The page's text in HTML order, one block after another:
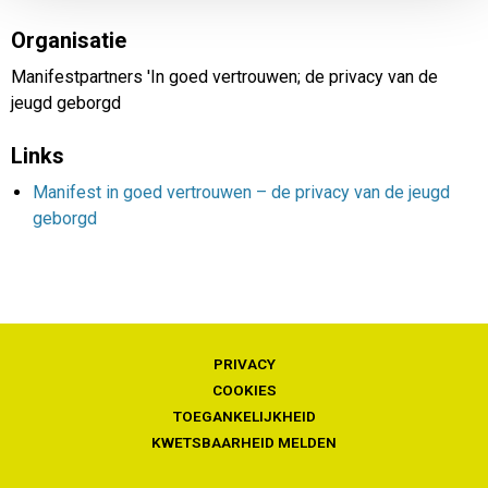
Organisatie
Manifestpartners 'In goed vertrouwen; de privacy van de
jeugd geborgd
Links
Manifest in goed vertrouwen – de privacy van de jeugd
geborgd
PRIVACY
COOKIES
TOEGANKELIJKHEID
KWETSBAARHEID MELDEN